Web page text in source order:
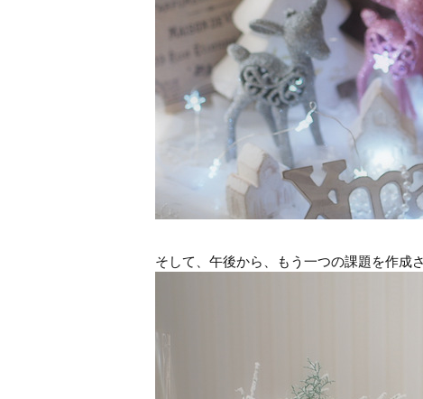
そして、午後から、もう一つの課題を作成